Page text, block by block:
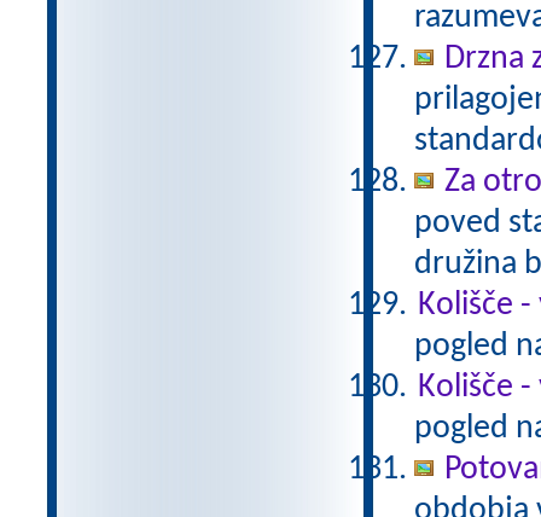
Drzna
Za
poved
družina
Kolišče
pogled
Kolišče
pogled